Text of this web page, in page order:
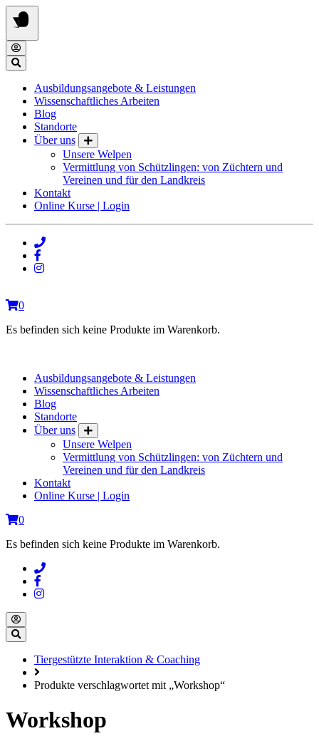
Springe
zum
Inhalt
Ausbildungsangebote & Leistungen
Wissenschaftliches Arbeiten
Blog
Standorte
Über uns
Unsere Welpen
Vermittlung von Schützlingen: von Züchtern und
Vereinen und für den Landkreis
Kontakt
Online Kurse | Login
0
Es befinden sich keine Produkte im Warenkorb.
Ausbildungsangebote & Leistungen
Wissenschaftliches Arbeiten
Blog
Standorte
Über uns
Unsere Welpen
Vermittlung von Schützlingen: von Züchtern und
Vereinen und für den Landkreis
Kontakt
Online Kurse | Login
0
Es befinden sich keine Produkte im Warenkorb.
Tiergestützte Interaktion & Coaching
Produkte verschlagwortet mit „Workshop“
Workshop